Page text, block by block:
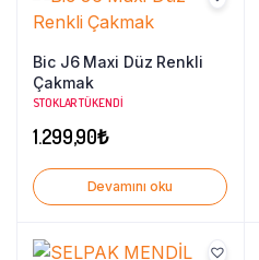
Bic J6 Maxi Düz Renkli
Çakmak
STOKLAR TÜKENDI
1.299,90₺
Devamını oku